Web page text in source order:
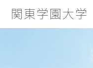
関東学園大学